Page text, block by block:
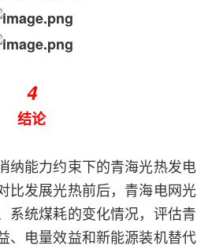
4
结论
纳能力约束下的青海光热发电
比发展光热前后，青海电网光
系统煤耗的变化情况，评估青
、电量效益和新能源装机替代